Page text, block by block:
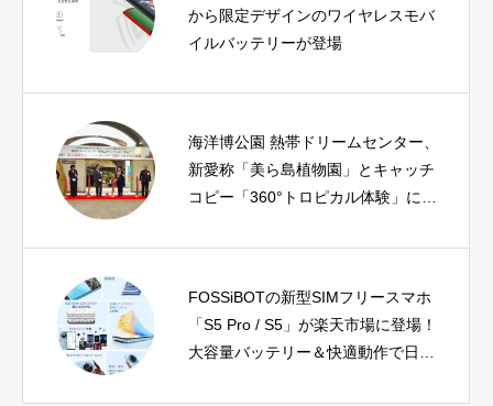
から限定デザインのワイヤレスモバ
イルバッテリーが登場
海洋博公園 熱帯ドリームセンター、
新愛称「美ら島植物園」とキャッチ
コピー「360°トロピカル体験」に決
FOSSiBOTの新型SIMフリースマホ
「S5 Pro / S5」が楽天市場に登場！
大容量バッテリー＆快適動作で日常